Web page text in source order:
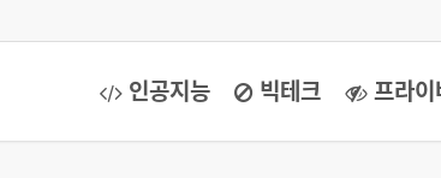
인공지능 빅테크 프라이